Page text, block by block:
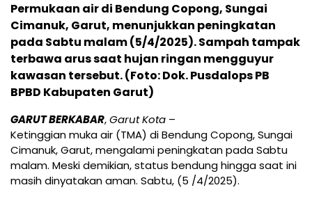
Permukaan air di Bendung Copong, Sungai
Cimanuk, Garut, menunjukkan peningkatan
pada Sabtu malam (5/4/2025). Sampah tampak
terbawa arus saat hujan ringan mengguyur
kawasan tersebut. (Foto: Dok. Pusdalops PB
BPBD Kabupaten Garut)
GARUT BERKABAR,Garut Kota –
Ketinggian muka air (TMA) di Bendung Copong, Sungai
Cimanuk, Garut, mengalami peningkatan pada Sabtu
malam. Meski demikian, status bendung hingga saat ini
masih dinyatakan aman. Sabtu, (5 /4/2025).